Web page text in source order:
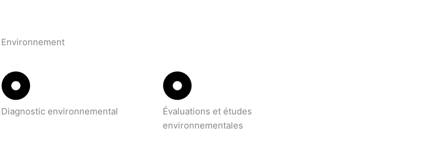
Environnement
Diagnostic environnemental
Évaluations et études
environnementales